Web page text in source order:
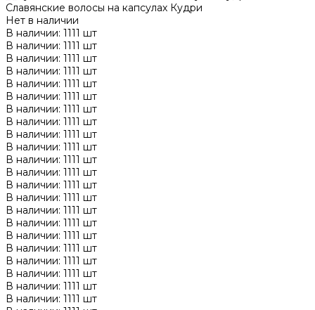
Славянские волосы на капсулах Кудри
Нет в наличии
В наличии: 1111 шт
В наличии: 1111 шт
В наличии: 1111 шт
В наличии: 1111 шт
В наличии: 1111 шт
В наличии: 1111 шт
В наличии: 1111 шт
В наличии: 1111 шт
В наличии: 1111 шт
В наличии: 1111 шт
В наличии: 1111 шт
В наличии: 1111 шт
В наличии: 1111 шт
В наличии: 1111 шт
В наличии: 1111 шт
В наличии: 1111 шт
В наличии: 1111 шт
В наличии: 1111 шт
В наличии: 1111 шт
В наличии: 1111 шт
В наличии: 1111 шт
В наличии: 1111 шт